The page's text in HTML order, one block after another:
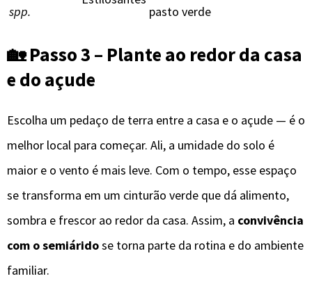
spp.
pasto verde
🏡 Passo 3 – Plante ao redor da casa
e do açude
Escolha um pedaço de terra entre a casa e o açude — é o
melhor local para começar. Ali, a umidade do solo é
maior e o vento é mais leve. Com o tempo, esse espaço
se transforma em um cinturão verde que dá alimento,
sombra e frescor ao redor da casa. Assim, a convivência
com o semiáridose torna parte da rotina e do ambiente
familiar.